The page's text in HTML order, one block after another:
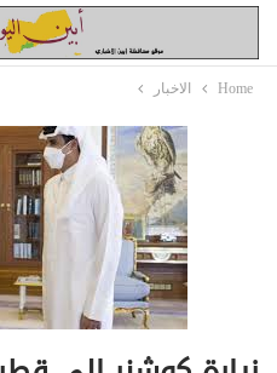
Home الاخبار